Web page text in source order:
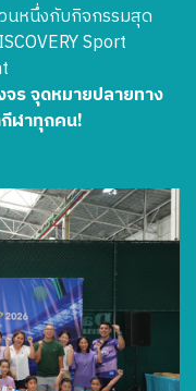
นหนึ่งกับกิจกรรมสุด
Sport
ร จุดหมายปลายทาง
ฬาทุกคน!